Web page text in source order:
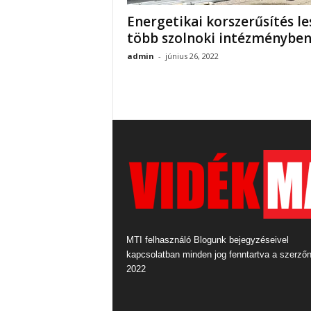
Energetikai korszerűsítés
több szolnoki intézményben
admin - június 26, 2022
MTI felhasználó Blogunk bejegyzéseivel
kapcsolatban minden jog fenntartva a
2022